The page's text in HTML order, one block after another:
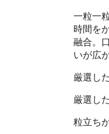
一粒一
時間を
融合。
いが広
厳選し
厳選し
粒立ち